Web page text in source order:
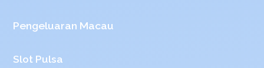
Pengeluaran Macau
Slot Pulsa